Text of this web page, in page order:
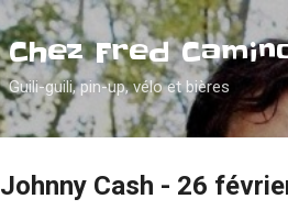
Chez Fred
Guili-guili, pin-up, vélo et bières
Johnny Cash - 26